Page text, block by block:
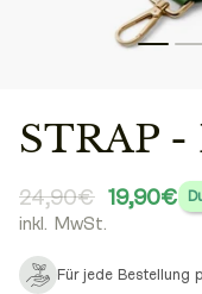
STRAP
24,90€ 19,90€
inkl. MwSt.
Für jede Bestellung